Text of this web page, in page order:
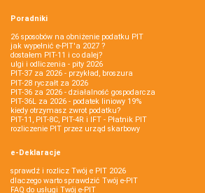
Poradniki
26 sposobów na obniżenie podatku PIT
jak wypełnić e-PIT'a 2027 ?
dostałem PIT-11 i co dalej?
ulgi i odliczenia - pity 2026
PIT-37 za 2026 - przykład, broszura
PIT-28 ryczałt za 2026
PIT-36 za 2026 - działalność gospodarcza
PIT-36L za 2026 - podatek liniowy 19%
kiedy otrzymasz zwrot podatku?
PIT-11, PIT-8C, PIT-4R i IFT - Płatnik PIT
rozliczenie PIT przez urząd skarbowy
e-Deklaracje
sprawdź i rozlicz Twój e PIT 2026
dlaczego warto sprawdzić Twój e-PIT
FAQ do usługi Twój e-PIT